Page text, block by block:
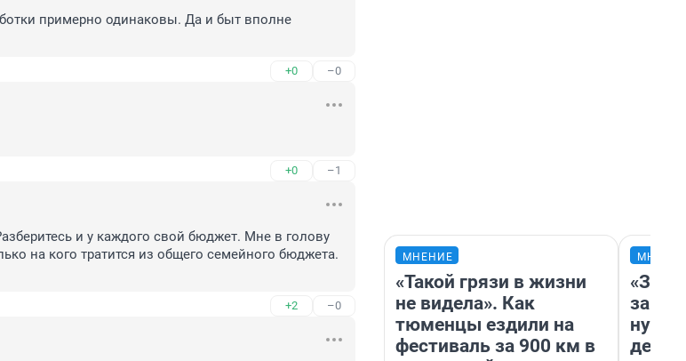
примерно одинаковы. Да и быт вполне
+0 –0
+0 –1
и у каждого свой бюджет. Мне в голову
на кого тратится из общего семейного бюджета.
+2 –0
МНЕНИЕ
«Такой грязи в жизни
не видела». Как
тюменцы ездили на
фестиваль за 900 км в
дела